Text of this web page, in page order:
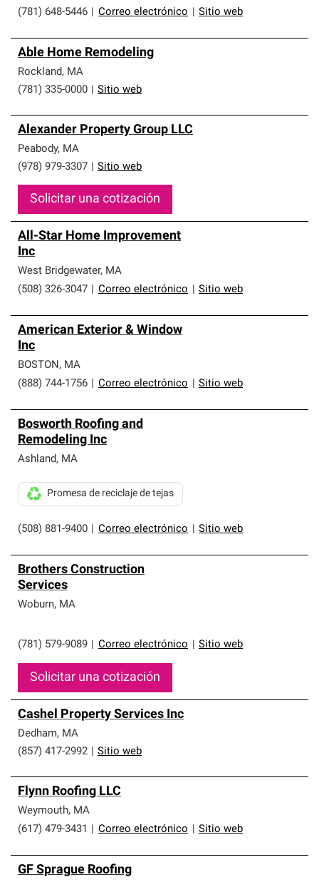
(781) 648-5446
Correo electrónico Sitio web
Able Home Remodeling
Rockland, MA
(781) 335-0000
Sitio web
Alexander Property Group LLC
Peabody, MA
(978) 979-3307
Sitio web
Solicitar una cotización
All-Star Home Improvement
Inc
West Bridgewater, MA
(508) 326-3047
Correo electrónico Sitio web
American Exterior & Window
Inc
BOSTON, MA
(888) 744-1756
Correo electrónico Sitio web
Bosworth Roofing and
Remodeling Inc
Ashland, MA
(508) 881-9400 Correo electrónico Sitio web
Promesa de reciclaje de tejas
Brothers Construction
Services
Woburn, MA
(781) 579-9089 Correo electrónico Sitio web
Solicitar una cotización
Cashel Property Services Inc
Dedham, MA
(857) 417-2992
Sitio web
Flynn Roofing LLC
Weymouth, MA
(617) 479-3431
Correo electrónico Sitio web
GF Sprague Roofing